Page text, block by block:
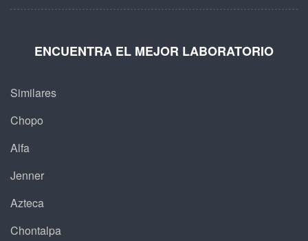
ENCUENTRA EL MEJOR LABORATORIO
Similares
Chopo
Alfa
Jenner
Azteca
Chontalpa